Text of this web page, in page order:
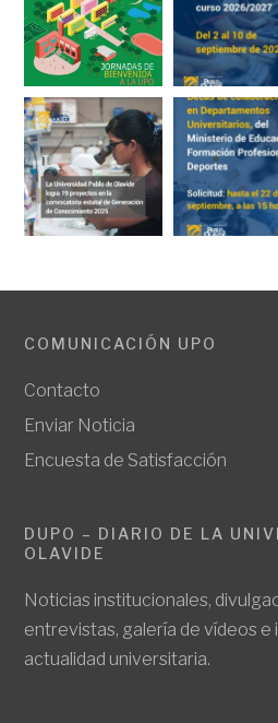
COMUNICACIÓN UPO
Contacto
Enviar Noticia
Encuesta de Satisfacción
DUPO – DIARIO DE LA
OLAVIDE
Noticias institucionales,
entrevistas, galería de vídeos e
actualidad universitaria.